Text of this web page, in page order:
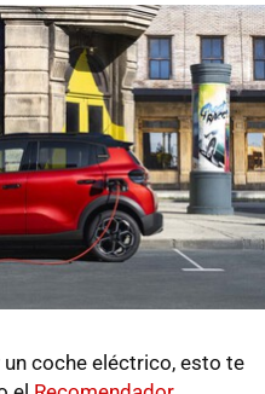
coche eléctrico, esto te